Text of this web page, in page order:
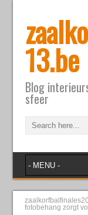
13.be
Blog
sfeer
fotobehang zorgt